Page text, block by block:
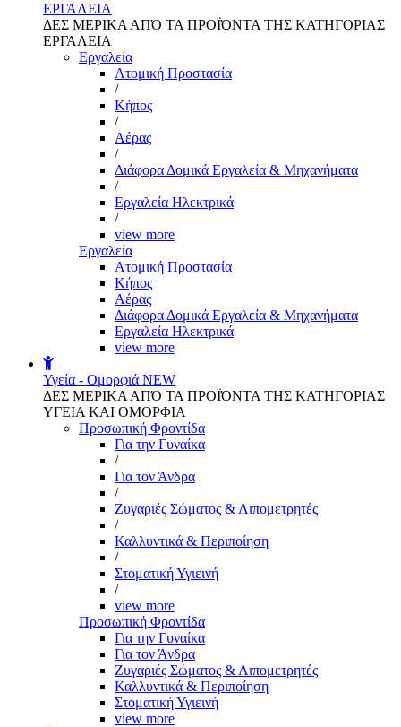
ΕΡΓΑΛΕΙΑ
ΔΕΣ ΜΕΡΙΚΑ ΑΠΌ ΤΑ ΠΡΟΪΌΝΤΑ ΤΗΣ ΚΑΤΗΓΟΡΙΑΣ
ΕΡΓΑΛΕΙΑ
Εργαλεία
Aτομική Προστασία
/
Kήπος
/
Αέρας
/
Διάφορα Δομικά Εργαλεία & Μηχανήματα
/
Εργαλεία Ηλεκτρικά
/
view more
Εργαλεία
Aτομική Προστασία
Kήπος
Αέρας
Διάφορα Δομικά Εργαλεία & Μηχανήματα
Εργαλεία Ηλεκτρικά
view more
Υγεία - Ομορφιά NEW
ΔΕΣ ΜΕΡΙΚΑ ΑΠΌ ΤΑ ΠΡΟΪΌΝΤΑ ΤΗΣ ΚΑΤΗΓΟΡΙΑΣ
ΥΓΕΙΑ ΚΑΙ ΟΜΟΡΦΙΑ
Προσωπική Φροντίδα
Για την Γυναίκα
/
Για τον Άνδρα
/
Ζυγαριές Σώματος & Λιπομετρητές
/
Καλλυντικά & Περιποίηση
/
Στοματική Υγιεινή
/
view more
Προσωπική Φροντίδα
Για την Γυναίκα
Για τον Άνδρα
Ζυγαριές Σώματος & Λιπομετρητές
Καλλυντικά & Περιποίηση
Στοματική Υγιεινή
view more